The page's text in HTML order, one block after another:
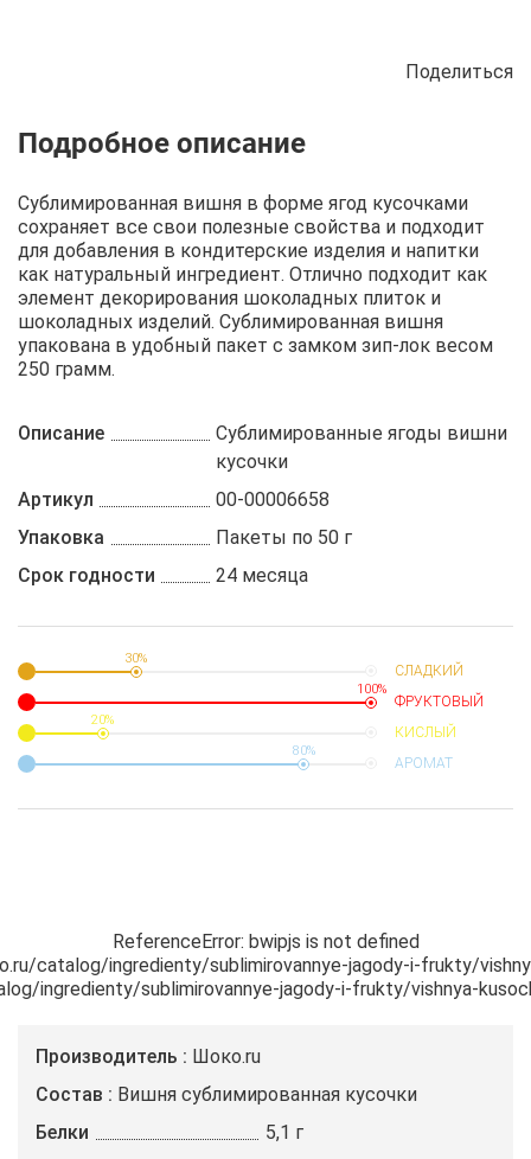
Поделиться
Описание Отзывы Рецепты
Сублимированная вишня в форме ягод кусочками
сохраняет все свои полезные свойства и подходит
для добавления в кондитерские изделия и напитки
как натуральный ингредиент. Отлично подходит как
элемент декорирования шоколадных плиток и
шоколадных изделий. Сублимированная вишня
упакована в удобный пакет с замком зип-лок весом
250 грамм.
Описание
Сублимированные ягоды вишни
кусочки
Артикул
00-00006658
Упаковка
Пакеты по 50 г
Срок годности
24 месяца
30%
СЛАДКИЙ
100%
ФРУКТОВЫЙ
20%
КИСЛЫЙ
80%
АРОМАТ
ReferenceError: bwipjs is not defined
catalog/ingredienty/sublimirovannye-jagody-i-frukty/
ingredienty/sublimirovannye-jagody-i-frukty/vishnya-
Производитель
Шоко.ru
Состав
Вишня сублимированная кусочки
Белки
5,1 г